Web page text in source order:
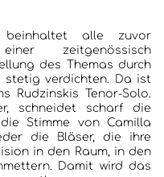
CLUBS
FESTIVALS
alle zuvor
zeitgenössisch
des Themas durch
stetig verdichten. Da ist
Rudzinskis Tenor-Solo.
schneidet scharf die
Stimme von Camilla
die Bläser, die ihre
in den Raum, in den
Damit wird das